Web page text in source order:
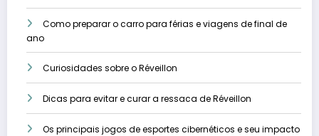
Como preparar o carro para férias e viagens de final de
ano
Curiosidades sobre o Réveillon
Dicas para evitar e curar a ressaca de Réveillon
Os principais jogos de esportes cibernéticos e seu impacto